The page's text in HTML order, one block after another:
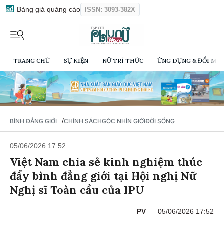
Bảng giá quảng cáo ISSN: 3093-382X
TRANG CHỦ SỰ KIỆN NỮ TRÍ THỨC ỨNG DỤNG & ĐỔI
BÌNH ĐẲNG GIỚI /CHÍNH SÁCHGÓC NHÌN GIỚIĐỜI SỐNG
05/06/2026 17:52
Việt Nam chia sẻ kinh nghiệm thúc
đẩy bình đẳng giới tại Hội nghị Nữ
Nghị sĩ Toàn cầu của IPU
PV 05/06/2026 17:52